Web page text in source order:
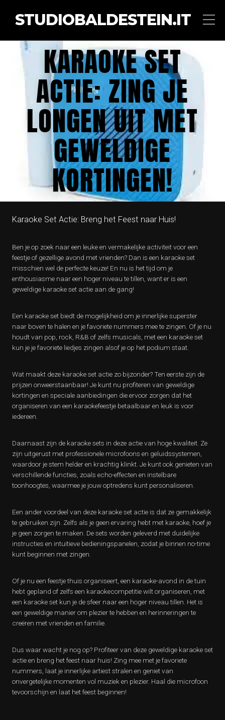
STUDIOBALDESTEIN.IT
KARAOKE SET
ACTIE: ZING JE
LONGEN UIT MET
GEWELDIGE
KORTINGEN!
Karaoke Set Actie: Breng het Feest naar Huis!
Ben je op zoek naar een leuke en vermakelijke activiteit voor een
feestje of gezellige avond met vrienden? Dan is een karaoke set
misschien wel de perfecte keuze! En nu is het tijd om je
enthousiasme naar een hoger niveau te tillen, want er is een
geweldige karaoke set actie aan de gang!
Een karaoke set biedt de mogelijkheid om je innerlijke superster
naar boven te halen en je favoriete nummers mee te zingen. Of je nu
houdt van pop, rock, R&B of zelfs musicals, met een karaoke set
kun je je favoriete liedjes zingen alsof je op het podium staat.
Wat maakt deze karaoke set actie zo bijzonder? Ten eerste zijn de
prijzen onweerstaanbaar! Je kunt nu profiteren van geweldige
kortingen en speciale aanbiedingen die ervoor zorgen dat het
organiseren van een karaokefeestje betaalbaar en leuk is voor
iedereen.
Daarnaast zijn de karaoke sets in deze actie van hoge kwaliteit. Ze
zijn uitgerust met professionele microfoons en geluidssystemen,
waardoor je stem helder en krachtig klinkt. Je kunt ook genieten van
verschillende functies, zoals echo-effecten en instelbare
toonhoogtes, waarmee je jouw optredens kunt personaliseren.
Een ander voordeel van deze karaoke set actie is dat ze gemakkelijk
te gebruiken zijn. Zelfs als je geen ervaring hebt met karaoke, hoef je
je geen zorgen te maken. De sets worden geleverd met duidelijke
instructies en intuïtieve bedieningspanelen, zodat je binnen no-time
kunt beginnen met zingen.
Of je nu een feestje thuis organiseert, een karaoke-avond in de tuin
hebt gepland of zelfs een karaokecompetitie wilt organiseren, met
een karaoke set kun je de sfeer naar een hoger niveau tillen. Het is
een geweldige manier om plezier te hebben en herinneringen te
creëren met vrienden en familie.
Dus waar wacht je nog op? Profiteer van deze geweldige karaoke set
actie en breng het feest naar huis! Zing mee met je favoriete
nummers, laat je innerlijke artiest stralen en geniet van
onvergetelijke momenten vol muziek en plezier. Haal die microfoon
tevoorschijn en laat het feest beginnen!